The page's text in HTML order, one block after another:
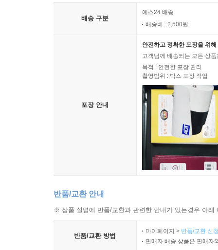
배송 구분
예스24 배송
배송비 : 2,500원
포장 안내
안전하고 정확한 포장을 위
고객님께 배송되는 모든 상
목적 : 안전한 포장 관리
촬영범위 : 박스 포장 작업
반품/교환 안내
※ 상품 설명에 반품/교환과 관련한 안내가 있는경우 아
반품/교환 방법
마이페이지 > 반품/교환 신
판매자 배송 상품은 판매자